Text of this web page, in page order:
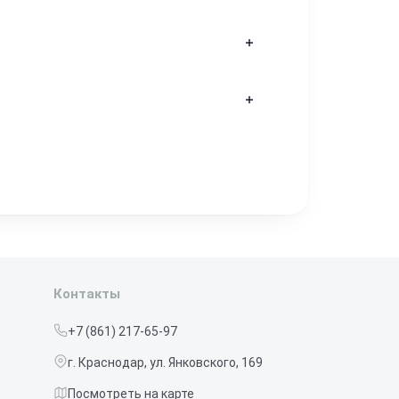
по диагностике и замене
такие
для идеального соответствия
Контакты
+7 (861) 217-65-97
г. Краснодар, ул. Янковского, 169
Посмотреть на карте